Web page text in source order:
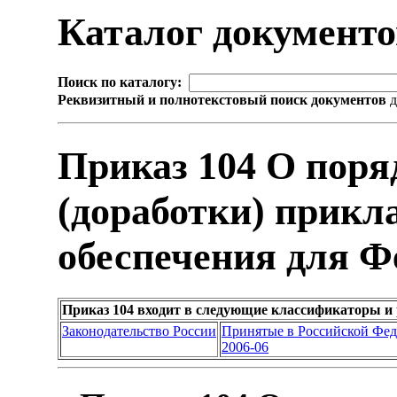
Каталог
Поиск по каталогу:
Реквизитный и полнотекстовый поиск документов
Приказ 104 О
(доработки)
обеспечения для
Приказ 104 входит в следующие классификаторы и
Законодательство России Принятые в Российской
2006-06